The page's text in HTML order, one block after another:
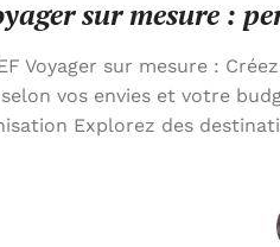
sur mesure :
Voyager sur mesure :
selon vos envies et votre
Explorez des